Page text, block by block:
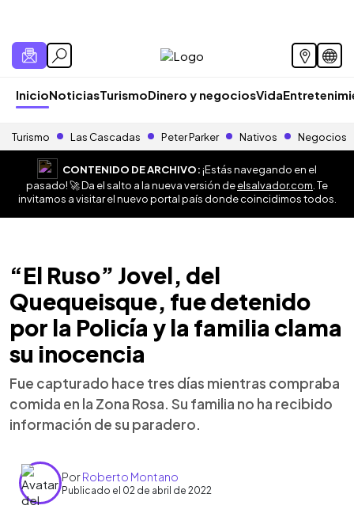
InicioNoticiasTurismoDinero y negociosVida
Turismo Las Cascadas Peter Parker Nativos Negocios
CONTENIDO DE ARCHIVO:¡Estás navegando en el
pasado! 🚀 Da el salto a la nueva versión deelsalvador.com . Te
invitamos a visitar el nuevo portal país donde coincidimos todos.
“El Ruso” Jovel, del
Quequeisque, fue detenido
por la Policía y la familia clama
su inocencia
Fue capturado hace tres días mientras compraba
comida en la Zona Rosa. Su familia no ha recibido
información de su paradero.
PorRoberto Montano
Publicado el 02 de abril de 2022